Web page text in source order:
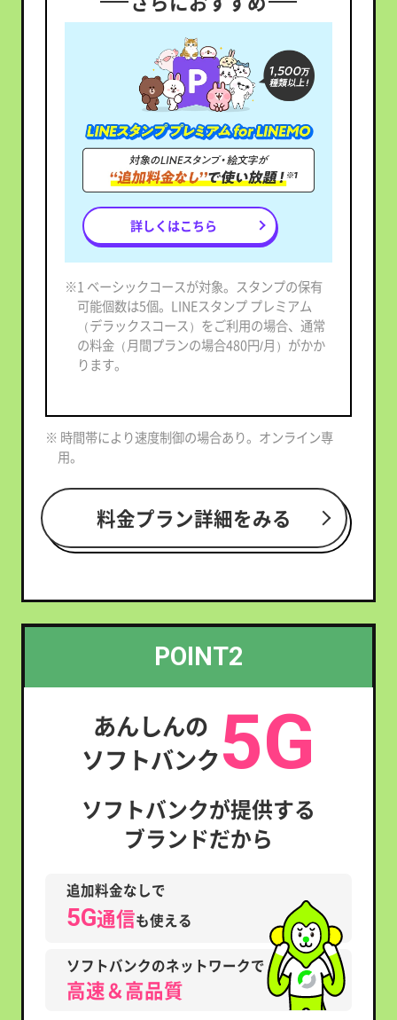
詳しくはこちら
※1 ベーシックコースが対象。スタンプの保有
可能個数は5個。LINEスタンプ プレミアム
（デラックスコース）をご利用の場合、通常
の料金（月間プランの場合480円/月）がかか
ります。
※ 時間帯により速度制御の場合あり。オンライン専
用。
料金プラン詳細をみる
POINT2
あんしんの
ソフトバンク5G
ソフトバンクが提供する
ブランドだから
追加料金なしで
5G通信も使える
ソフトバンクのネットワークで
高速＆高品質